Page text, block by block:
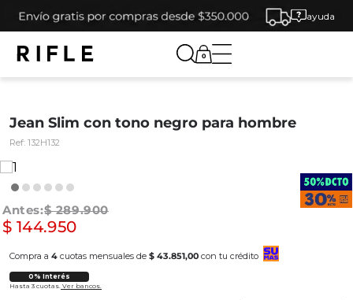
ayuda
0
Jean Slim con tono negro para hombre
Ref: 132H132
$ 289.900
$ 144.950
Compra a 4 cuotas mensuales de $ 43.851,00 con tu crédito
0% Interés
Hasta 3 cuotas. Ver bancos.